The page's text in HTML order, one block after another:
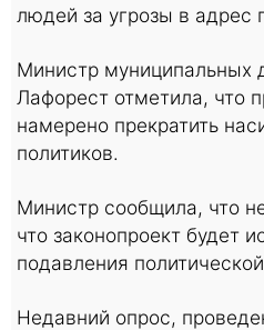
людей за угрозы в адрес
Министр муниципальных
Лафорест отметила, что
намерено прекратить
политиков.
Министр сообщила, что
что законопроект будет
подавления
Недавний опрос,